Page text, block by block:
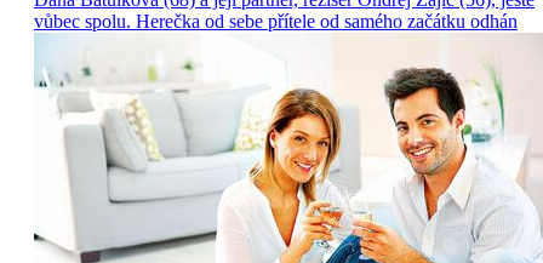
vůbec spolu. Herečka od sebe přítele od samého začátku odhán